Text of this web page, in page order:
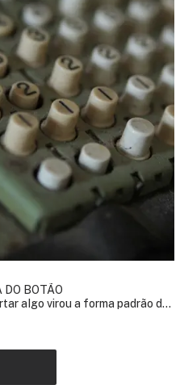
DO BOTÃO
algo virou a forma padrão de